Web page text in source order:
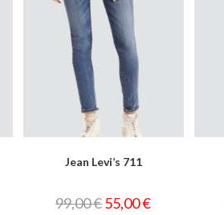
Jean Levi’s 711
99,00€55,00€